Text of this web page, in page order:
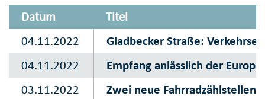
Datum Titel
04.11.2022
Gladbecker Straße:
04.11.2022
Empfang anlässlich der
03.11.2022
Zwei neue Fahrradzählstellen